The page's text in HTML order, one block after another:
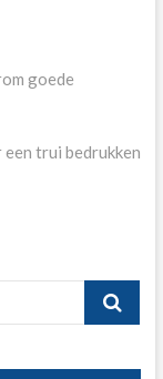
goede
trui bedrukken
Zoeken